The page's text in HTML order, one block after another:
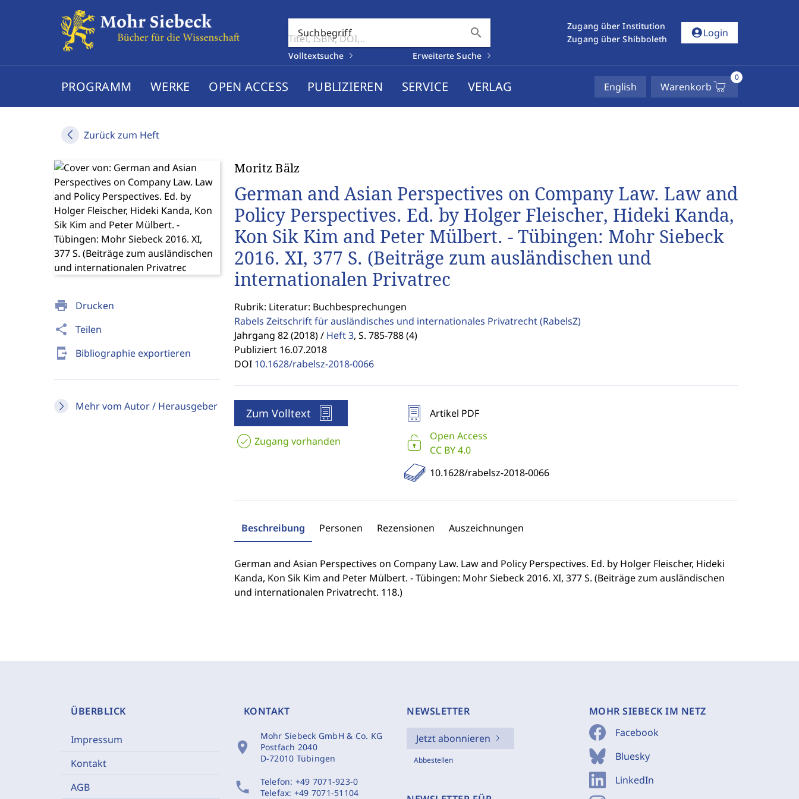
Suchbegriff search
Volltextsuche Erweiterte Suche
Zugang über Institution
Zugang über Shibboleth
account_circleLogin
PROGRAMM WERKE OPEN ACCESS PUBLIZIEREN SERVICE VERLAG English Warenkorb
0
Zurück zum Heft
print Drucken
share Teilen
send_to_mobile Bibliographie exportieren
Mehr vom Autor / Herausgeber
Moritz Bälz
German and Asian Perspectives on Company Law. Law and
Policy Perspectives. Ed. by Holger Fleischer, Hideki Kanda,
Kon Sik Kim and Peter Mülbert. - Tübingen: Mohr Siebeck
2016. XI, 377 S. (Beiträge zum ausländischen und
internationalen Privatrec
Rubrik: Literatur: Buchbesprechungen
Rabels Zeitschrift für ausländisches und internationales Privatrecht(RabelsZ)
Jahrgang 82 (2018) / Heft 3, S. 785-788 (4)
Publiziert 16.07.2018
DOI 10.1628/rabelsz-2018-0066
Zum Volltext
Zugang vorhanden
Artikel PDF
Open Access
CC BY 4.0
10.1628/rabelsz-2018-0066
Beschreibung Personen Rezensionen Auszeichnungen
German and Asian Perspectives on Company Law. Law and Policy Perspectives. Ed. by Holger Fleischer, Hideki
Kanda, Kon Sik Kim and Peter Mülbert. - Tübingen: Mohr Siebeck 2016. XI, 377 S. (Beiträge zum ausländischen
und internationalen Privatrecht. 118.)
ÜBERBLICK
Impressum
Kontakt
AGB
KONTAKT
location_on
Mohr Siebeck GmbH & Co. KG
Postfach 2040
D-72010 Tübingen
phone Telefon: +49 7071-923-0
Telefax: +49 7071-51104
NEWSLETTER
Jetzt abonnieren
Abbestellen
MOHR SIEBECK IM NETZ
Facebook
Bluesky
LinkedIn